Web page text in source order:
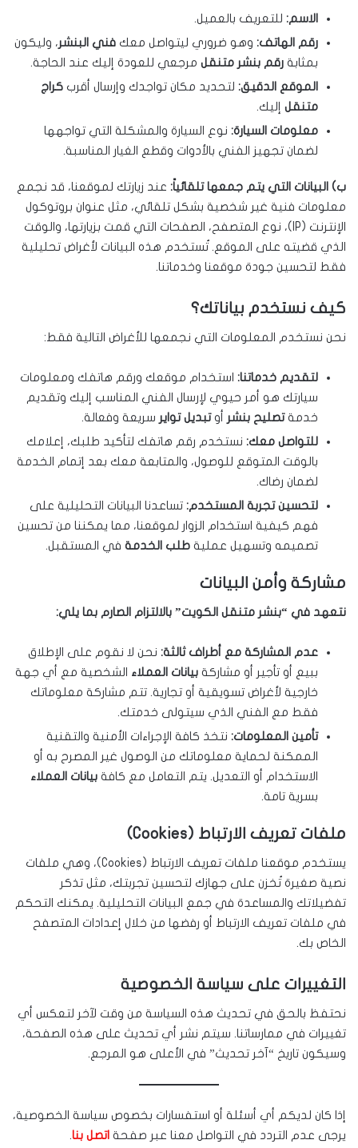
الاسم: للتعريف بالعميل.
رقم الهاتف: وهو ضروري ليتواصل معك فني البنشر، وليكون
بمثابة رقم بنشر متنقل مرجعي للعودة إليك عند الحاجة.
الموقع الدقيق: لتحديد مكان تواجدك وإرسال أقرب كراج
متنقل إليك.
معلومات السيارة: نوع السيارة والمشكلة التي تواجهها
لضمان تجهيز الفني بالأدوات وقطع الغيار المناسبة.
ب) البيانات التي يتم جمعها تلقائياً: عند زيارتك لموقعنا، قد نجمع
معلومات فنية غير شخصية بشكل تلقائي، مثل عنوان بروتوكول
الإنترنت (IP)، نوع المتصفح، الصفحات التي قمت بزيارتها، والوقت
الذي قضيته على الموقع. تُستخدم هذه البيانات لأغراض تحليلية
فقط لتحسين جودة موقعنا وخدماتنا.
كيف نستخدم بياناتك؟
نحن نستخدم المعلومات التي نجمعها للأغراض التالية فقط:
لتقديم خدماتنا: استخدام موقعك ورقم هاتفك ومعلومات
سيارتك هو أمر حيوي لإرسال الفني المناسب إليك وتقديم
خدمةتصليح بنشر أوتبديل تواير سريعة وفعالة.
للتواصل معك: نستخدم رقم هاتفك لتأكيد طلبك، إعلامك
بالوقت المتوقع للوصول، والمتابعة معك بعد إتمام الخدمة
لضمان رضاك.
لتحسين تجربة المستخدم: تساعدنا البيانات التحليلية على
فهم كيفية استخدام الزوار لموقعنا، مما يمكننا من تحسين
تصميمه وتسهيل عملية طلب الخدمة في المستقبل.
مشاركة وأمن البيانات
نتعهد في “بنشر متنقل الكويت” بالالتزام الصارم بما يلي:
عدم المشاركة مع أطراف ثالثة: نحن لا نقوم على الإطلاق
ببيع أو تأجير أو مشاركة بيانات العملاء الشخصية مع أي جهة
خارجية لأغراض تسويقية أو تجارية. تتم مشاركة معلوماتك
فقط مع الفني الذي سيتولى خدمتك.
تأمين المعلومات: نتخذ كافة الإجراءات الأمنية والتقنية
الممكنة لحماية معلوماتك من الوصول غير المصرح به أو
الاستخدام أو التعديل. يتم التعامل مع كافة بيانات العملاء
بسرية تامة.
ملفات تعريف الارتباط (Cookies)
يستخدم موقعنا ملفات تعريف الارتباط (Cookies)، وهي ملفات
نصية صغيرة تُخزن على جهازك لتحسين تجربتك، مثل تذكر
تفضيلاتك والمساعدة في جمع البيانات التحليلية. يمكنك التحكم
في ملفات تعريف الارتباط أو رفضها من خلال إعدادات المتصفح
الخاص بك.
التغييرات على سياسة الخصوصية
نحتفظ بالحق في تحديث هذه السياسة من وقت لآخر لتعكس أي
تغييرات في ممارساتنا. سيتم نشر أي تحديث على هذه الصفحة،
وسيكون تاريخ “آخر تحديث” في الأعلى هو المرجع.
إذا كان لديكم أي أسئلة أو استفسارات بخصوص سياسة الخصوصية،
يرجى عدم التردد في التواصل معنا عبر صفحة اتصل بنا.